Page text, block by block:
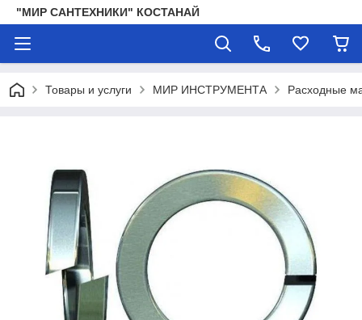
"МИР САНТЕХНИКИ" КОСТАНАЙ
Товары и услуги МИР ИНСТРУМЕНТА Расходные